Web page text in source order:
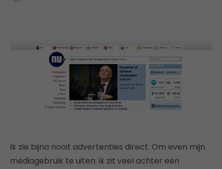
Ik zie bijna nooit advertenties direct. Om even mijn
mediagebruik te uiten: ik zit veel achter een